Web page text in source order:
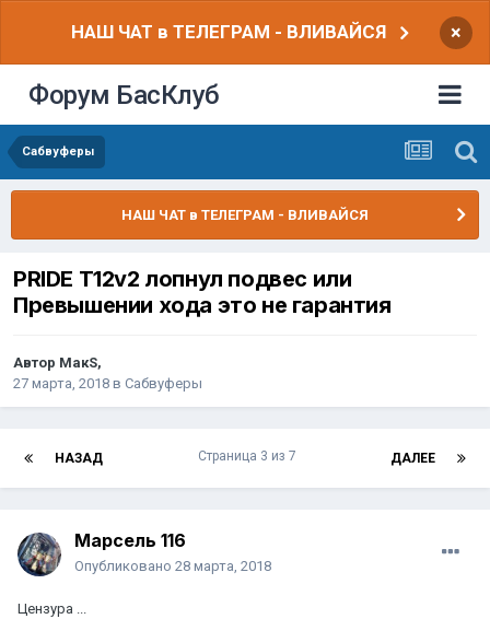
НАШ ЧАТ в ТЕЛЕГРАМ - ВЛИВАЙСЯ ×
Форум БасКлуб
Сабвуферы
НАШ ЧАТ в ТЕЛЕГРАМ - ВЛИВАЙСЯ
PRIDE T12v2 лопнул подвес или
Превышении хода это не гарантия
Автор МакS,
27 марта, 2018 в Сабвуферы
НАЗАД ДАЛЕЕ
Страница 3 из 7
Марсель 116
Опубликовано 28 марта, 2018
Цензура ...